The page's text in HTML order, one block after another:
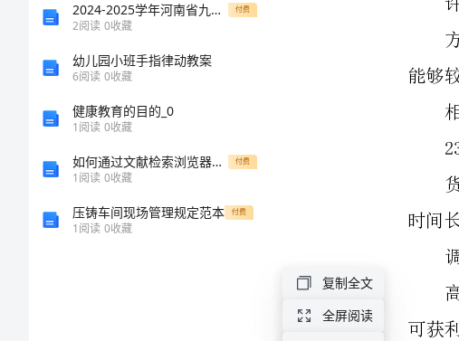
2024-2025学年河南省九师联盟数学高一上册期末考试试题含解析 付费
2阅读 0收藏
幼儿园小班手指律动教案
6阅读 0收藏
健康教育的目的_0
1阅读 0收藏
如何通过文献检索浏览器解决中国知网检索首页的问题 付费
1阅读 0收藏
压铸车间现场管理规定范本 付费
1阅读 0收藏
复制全文
全屏阅读